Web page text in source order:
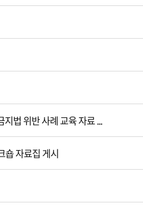
법 위반 사례 교육 자료 ...
숍 자료집 게시